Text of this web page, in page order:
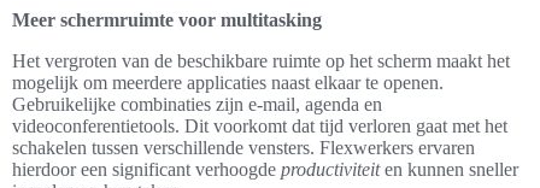
Meer schermruimte voor multitasking
Het vergroten van de beschikbare ruimte op het scherm maakt het
mogelijk om meerdere applicaties naast elkaar te openen.
Gebruikelijke combinaties zijn e-mail, agenda en
videoconferentietools. Dit voorkomt dat tijd verloren gaat met het
schakelen tussen verschillende vensters. Flexwerkers ervaren
hierdoor een significant verhoogde productiviteiten kunnen sneller